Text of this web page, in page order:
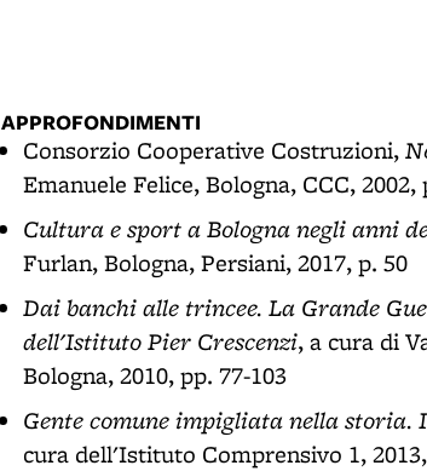
APPROFONDIMENTI
Consorzio Cooperative Costruzioni,
Emanuele Felice, Bologna, CCC,
Cultura e sport a Bologna negli anni
Furlan, Bologna, Persiani, 2017, p. 50
Dai banchi alle trincee. La Grande
dell'Istituto Pier Crescenzi, a cura di
Bologna, 2010, pp. 77-103
Gente comune impigliata nella storia.
cura dell'Istituto Comprensivo 1,